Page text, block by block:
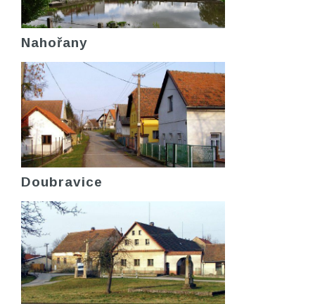
Nahořany
Doubravice